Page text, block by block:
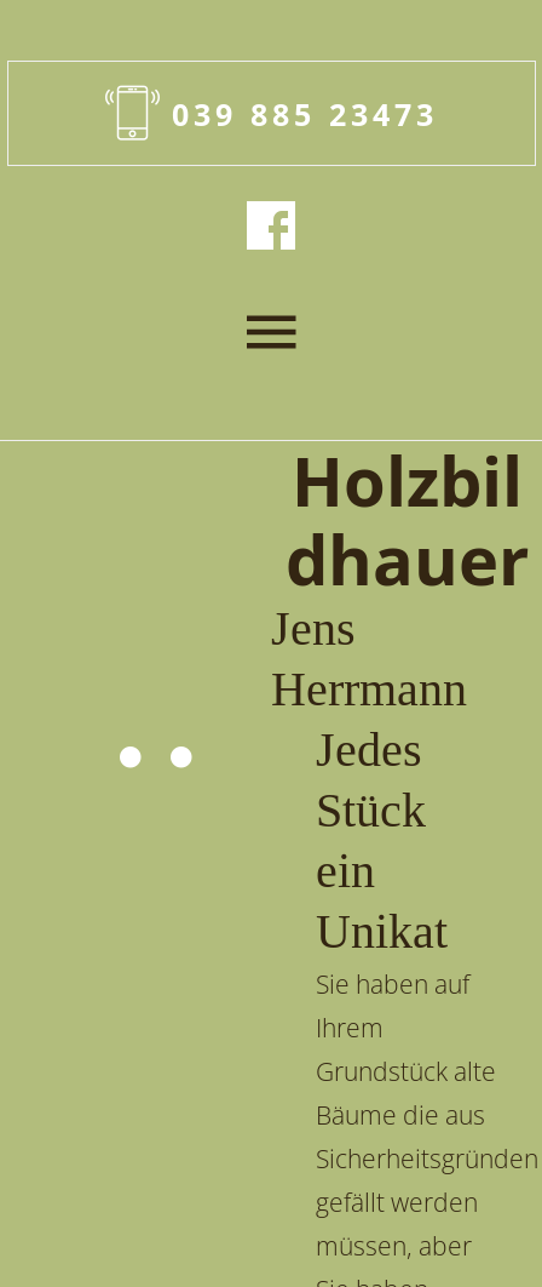
039 885 23473
Holzbil
dhauer
Jens
Herrmann
Jedes
Stück
ein
Unikat
Sie haben auf
Ihrem
Grundstück alte
Bäume die aus
Sicherheitsgründen
gefällt werden
müssen, aber